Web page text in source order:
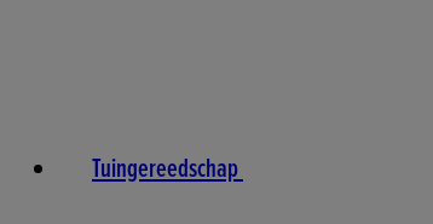
Tuingereedschap